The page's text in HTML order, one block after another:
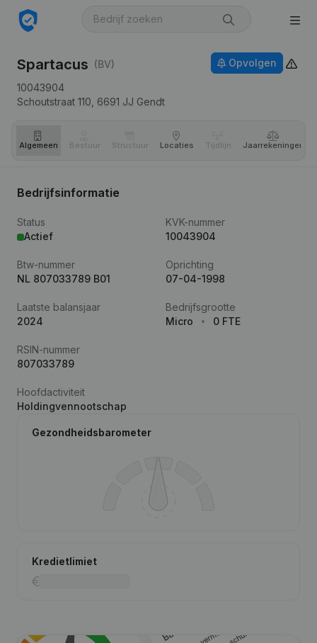
Spartacus (BV)
10043904
Schoutstraat 110, 6691 JJ Gendt
Opvolgen
Algemeen Bestuur Structuur Locaties Tijdlijn Jaar­rekeningen
Bedrijfsinformatie
Status
Actief
KVK-nummer
10043904
Btw-nummer
NL 807033789 B01
Oprichting
07-04-1998
Laatste balansjaar
2024
Bedrijfsgrootte
Micro
0 FTE
RSIN-nummer
807033789
Hoofdactiviteit
Holdingvennootschap
Gezondheidsbarometer
Kredietlimiet